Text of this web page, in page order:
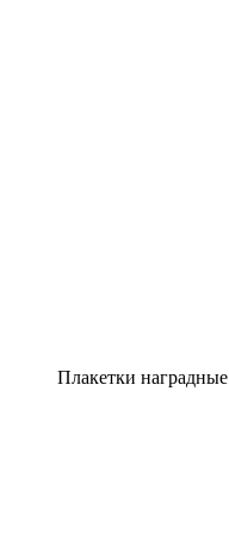
Плакетки наградные